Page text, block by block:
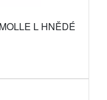
L HNĚDÉ